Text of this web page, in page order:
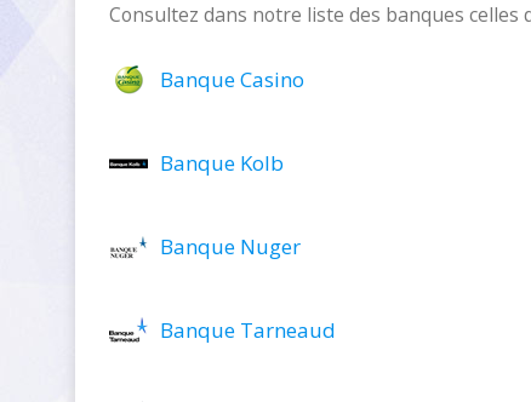
Consultez dans notre liste des banques
Banque Casino
Banque Kolb
Banque Nuger
Banque Tarneaud